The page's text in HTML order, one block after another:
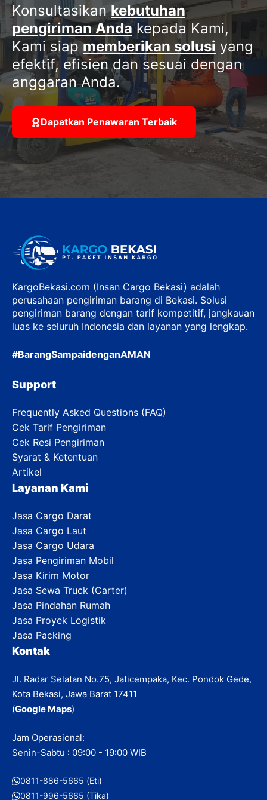
Konsultasikankebutuhan
pengiriman Andakepada Kami,
Kami siapmemberikan solusi yang
efektif, efisien dan sesuai dengan
anggaran Anda.
Dapatkan Penawaran Terbaik
KargoBekasi.com (Insan Cargo Bekasi) adalah
perusahaan pengiriman barang di Bekasi. Solusi
pengiriman barang dengan tarif kompetitif, jangkauan
luas ke seluruh Indonesia dan layanan yang lengkap.
#BarangSampaidenganAMAN
Support
Frequently Asked Questions (FAQ)
Cek Tarif Pengiriman
Cek Resi Pengiriman
Syarat & Ketentuan
Artikel
Layanan Kami
Jasa Cargo Darat
Jasa Cargo Laut
Jasa Cargo Udara
Jasa Pengiriman Mobil
Jasa Kirim Motor
Jasa Sewa Truck (Carter)
Jasa Pindahan Rumah
Jasa Proyek Logistik
Jasa Packing
Kontak
Jl. Radar Selatan No.75, Jaticempaka, Kec. Pondok Gede,
Kota Bekasi, Jawa Barat 17411
(Google Maps)
Jam Operasional:
Senin-Sabtu : 09:00 - 19:00 WIB
0811-886-5665 (Eti)
0811-996-5665 (Tika)